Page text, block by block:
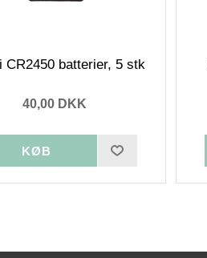
CR2450 batterier, 5 stk
40,00 DKK